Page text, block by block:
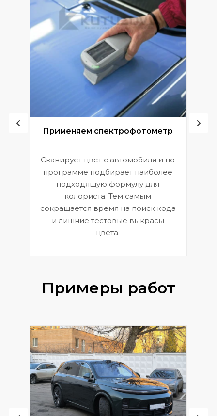
Применяем спектрофотометр
Сканирует цвет с автомобиля и по
программе подбирает наиболее
подходящую формулу для
колориста. Тем самым
сокращается время на поиск кода
и лишние тестовые выкрасы
цвета.
Примеры работ